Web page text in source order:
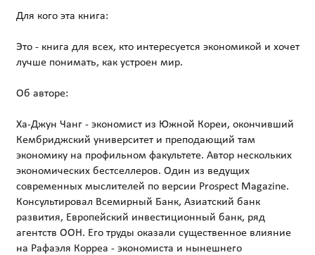
Для кого эта книга:
Это - книга для всех, кто интересуется экономикой и хочет
лучше понимать, как устроен мир.
Об авторе:
Ха-Джун Чанг - экономист из Южной Кореи, окончивший
Кембриджский университет и преподающий там
экономику на профильном факультете. Автор нескольких
экономических бестселлеров. Один из ведущих
современных мыслителей по версии Prospect Magazine.
Консультировал Всемирный Банк, Азиатский банк
развития, Европейский инвестиционный банк, ряд
агентств ООН. Его труды оказали существенное влияние
на Рафаэля Корреа - экономиста и нынешнего